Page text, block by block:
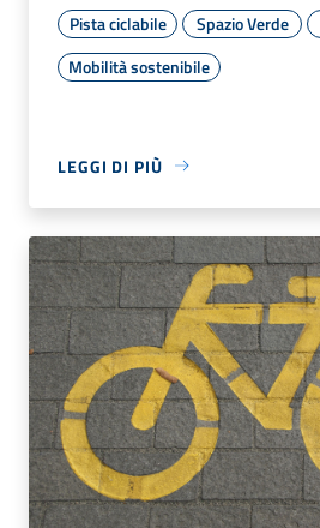
Pista ciclabile Spazio Verde
Mobilità sostenibile
LEGGI DI PIÙ